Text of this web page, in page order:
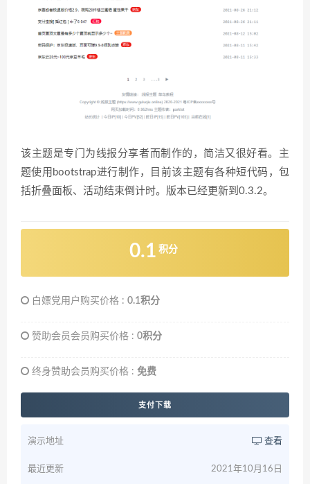
该主题是专门为线报分享者而制作的，简洁又很好看。主
题使用bootstrap进行制作，目前该主题有各种短代码，包
括折叠面板、活动结束倒计时。版本已经更新到0.3.2。
0.1 积分
白嫖党用户购买价格 : 0.1积分
赞助会员会员购买价格 : 0积分
终身赞助会员购买价格 : 免费
支付下载
演示地址 查看
最近更新 2021年10月16日